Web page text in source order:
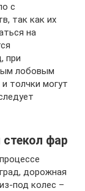
с
так как их
на
при
лобовым
толчки могут
стекол фар
дорожная
под колес –